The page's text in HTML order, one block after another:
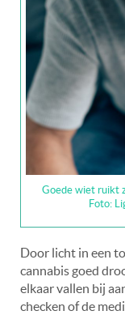
Goede wiet ruikt
Foto:
Door licht in een
cannabis goed
elkaar vallen bij
checken of de